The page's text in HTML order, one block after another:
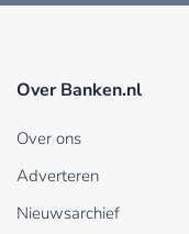
Over Banken.nl
Over ons
Adverteren
Nieuwsarchief